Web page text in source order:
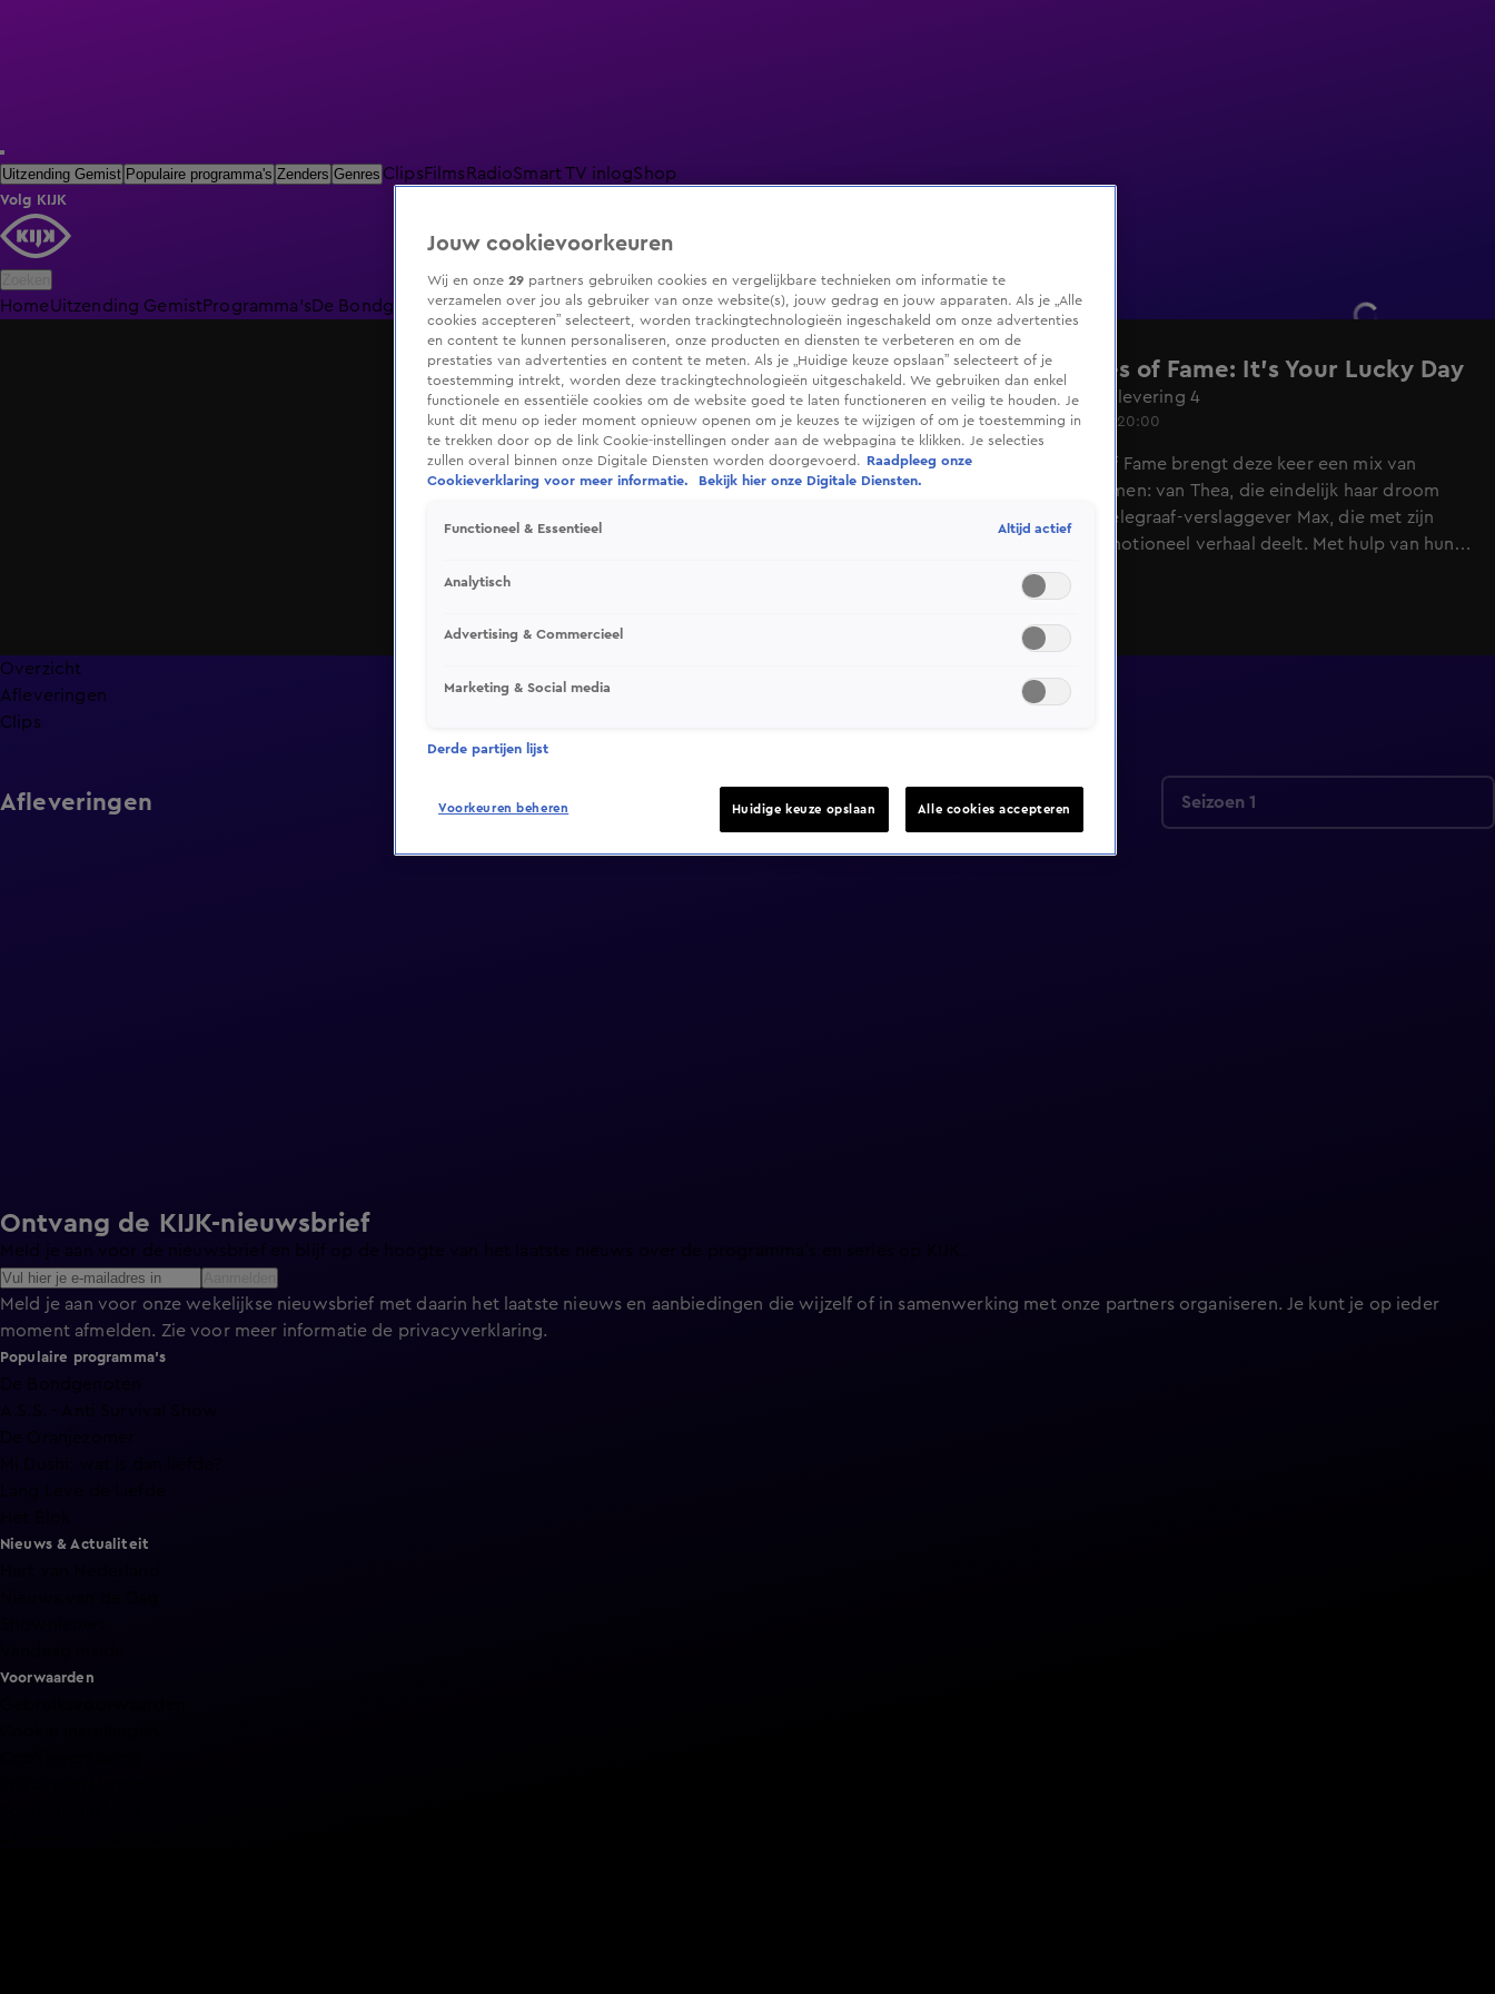
Uitzending Gemist Populaire programma's Zenders Genres ClipsFilms RadioSmart TV inlogShop
Volg KIJK
HomeUitzending GemistProgramma's De BondgenotenDe OranjezomerLivestreamsShop
3 Minutes of Fame: It's Your Lucky Day
Seizoen 1, aflevering 4
14 dec 2024, 20:00
3 Minutes of Fame brengt deze keer een mix van
verhalen samen: van Thea, die eindelijk haar droom
volgt, tot Telegraaf-verslaggever Max, die met zijn
zang een emotioneel verhaal deelt. Met hulp van hun
coaches bewijzen deze vijf deelnemers dat muziek
geen grenzen kent.
Overzicht
Afleveringen
Clips
Afleveringen Seizoen 1
Ontvang de KIJK-nieuwsbrief
Meld je aan voor de nieuwsbrief en blijf op de hoogte van het laatste nieuws over de programma’s en series op KIJK.
Meld je aan voor onze wekelijkse nieuwsbrief met daarin het laatste nieuws en aanbiedingen die wijzelf of in samenwerking met onze partners organiseren. Je kunt je op ieder
moment afmelden. Zie voor meer informatie de privacyverklaring.
Populaire programma's
Nieuws & Actualiteit
Voorwaarden
Jouw cookievoorkeuren
Wij en onze 29 partners gebruiken cookies en vergelijkbare technieken om informatie te
verzamelen over jou als gebruiker van onze website(s), jouw gedrag en jouw apparaten. Als je „Alle
cookies accepteren” selecteert, worden trackingtechnologieën ingeschakeld om onze advertenties
en content te kunnen personaliseren, onze producten en diensten te verbeteren en om de
prestaties van advertenties en content te meten. Als je „Huidige keuze opslaan” selecteert of je
toestemming intrekt, worden deze trackingtechnologieën uitgeschakeld. We gebruiken dan enkel
functionele en essentiële cookies om de website goed te laten functioneren en veilig te houden. Je
kunt dit menu op ieder moment opnieuw openen om je keuzes te wijzigen of om je toestemming in
te trekken door op de link Cookie-instellingen onder aan de webpagina te klikken. Je selecties
zullen overal binnen onze Digitale Diensten worden doorgevoerd.
Raadpleeg onze
Cookieverklaring voor meer informatie.
Bekijk hier onze Digitale Diensten.
Functioneel & Essentieel Altijd actief
Analytisch
Advertising & Commercieel
Marketing & Social media
Derde partijen lijst
Voorkeuren beheren Huidige keuze opslaan Alle cookies accepteren